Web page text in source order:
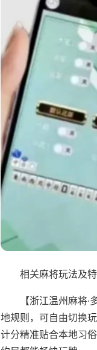
相关麻将玩法及
【浙江温州麻将
地规则，可自由切换
计分精准贴合本地习